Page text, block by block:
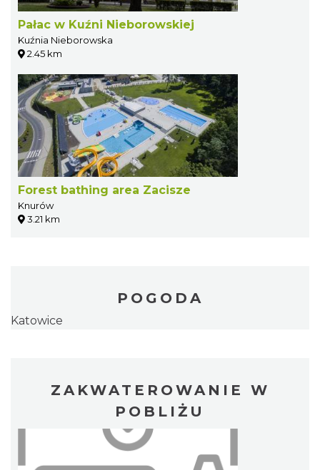
Pałac w Kuźni Nieborowskiej
Kuźnia Nieborowska
2.45 km
Forest bathing area Zacisze
Knurów
3.21 km
POGODA
Katowice
ZAKWATEROWANIE W
POBLIŻU